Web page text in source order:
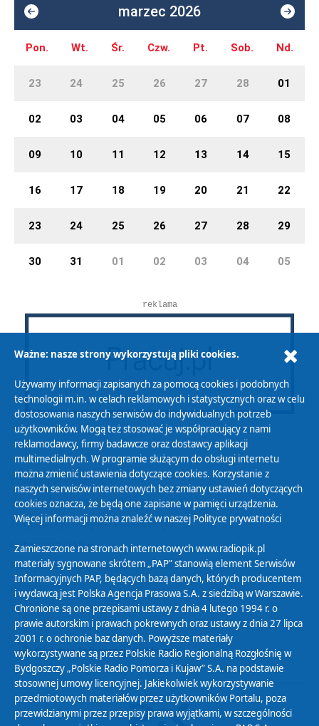
marzec 2026
Pon. Wt. Śr. Czw. Pt. Sob. Nd.
23 24 25 26 27 28 01
02 03 04 05 06 07 08
09 10 11 12 13 14 15
16 17 18 19 20 21 22
23 24 25 26 27 28 29
30 31 01 02 03 04 05
reklama
Polityka Prywatności
Zasady korzystania z Serwisu
Organizacje Pożytku Publicznego
Cyfryzacja DAB+
Polityka ochrony danych osobowych
Abonament
Zamówienia publiczne
Biuletyn Informacji Publicznej
Ważne: nasze strony wykorzystują pliki cookies.
Używamy informacji zapisanych za pomocą cookies i podobnych
technologii m.in. w celach reklamowych i statystycznych oraz w celu
dostosowania naszych serwisów do indywidualnych potrzeb
użytkowników. Mogą też stosować je współpracujący z nami
reklamodawcy, firmy badawcze oraz dostawcy aplikacji
multimedialnych. W programie służącym do obsługi internetu
można zmienić ustawienia dotyczące cookies. Korzystanie z
naszych serwisów internetowych bez zmiany ustawień dotyczących
cookies oznacza, że będą one zapisane w pamięci urządzenia.
Więcej informacji można znaleźć w naszej Polityce prywatności
Zamieszczone na stronach internetowych www.radiopik.pl
materiały sygnowane skrótem „PAP” stanowią element Serwisów
Informacyjnych PAP, będących bazą danych, których producentem
i wydawcą jest Polska Agencja Prasowa S.A. z siedzibą w Warszawie.
Chronione są one przepisami ustawy z dnia 4 lutego 1994 r. o
prawie autorskim i prawach pokrewnych oraz ustawy z dnia 27 lipca
2001 r. o ochronie baz danych. Powyższe materiały
wykorzystywane są przez Polskie Radio Regionalną Rozgłośnię w
Bydgoszczy „Polskie Radio Pomorza i Kujaw” S.A. na podstawie
stosownej umowy licencyjnej. Jakiekolwiek wykorzystywanie
przedmiotowych materiałów przez użytkowników Portalu, poza
przewidzianymi przez przepisy prawa wyjątkami, w szczególności